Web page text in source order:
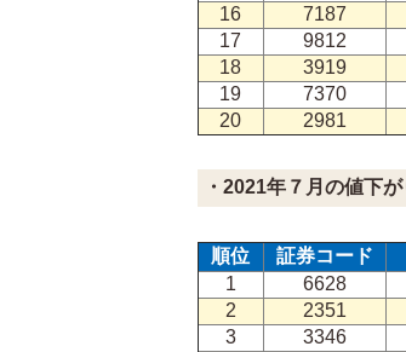
16
7187
17
9812
18
3919
19
7370
20
2981
・2021年７月の値下
順位 証券コード
1
6628
2
2351
3
3346